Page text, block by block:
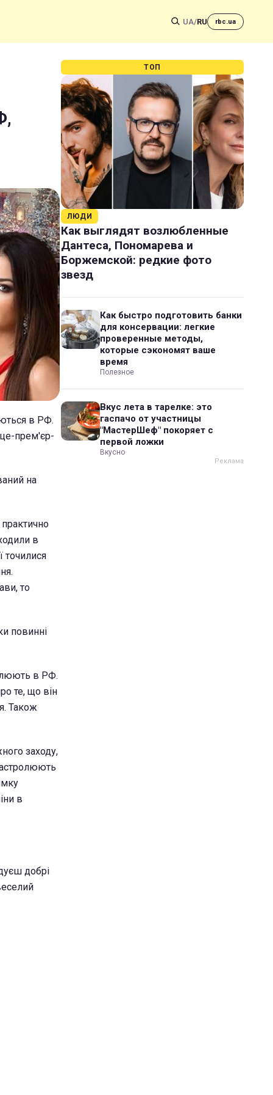
UA/RU rbc.ua
в РФ.
прем'єр-
на
в
точилися
то
повинні
в РФ.
те, що він
Також
заходу,
в
добрі
ТОП
ЛЮДИ
Как выглядят возлюбленные
Дантеса, Пономарева и
Боржемской: редкие фото
звезд
Как быстро подготовить банки
для консервации: легкие
проверенные методы,
которые сэкономят ваше
время
Полезное
Вкус лета в тарелке: это
гаспачо от участницы
"МастерШеф" покоряет с
первой ложки
Вкусно